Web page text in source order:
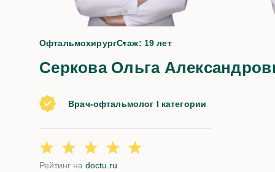
ОфтальмохирургСтаж: 19 лет
Серкова Ольга
Врач-офтальмолог I категории
Рейтинг на doctu.ru